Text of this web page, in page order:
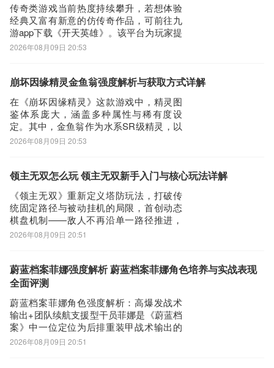
却
传奇类游戏当前热度持续攀升，若想体验
经典又富有新意的仿传奇作品，可前往九
游app下载《开天英雄》。该平台为玩家提
供丰富的新手扶持资源，包括专属开服礼
灵犀互娱旗下产品。现有礼包可拿，活动
英雄》的等
2026年08月09日 20:53
崩坏因缘精灵金鱼翁强度解析与获取方式详解
在《崩坏因缘精灵》这款游戏中，精灵图
鉴体系庞大，涵盖多种属性与稀有度设
定。其中，金鱼翁作为水系SR级精灵，以
金鱼老翁形象登场，头戴传统老翁帽，辨
增益效果（buff）及仇恨值，在战局陷入被
价
2026年08月09日 20:53
领主无双怎么玩 领主无双新手入门与核心玩法详解
《领主无双》重新定义塔防玩法，打破传
统固定路径与被动挂机的局限，首创动态
棋盘机制——敌人不再沿单一路径推进，
而是从四面八方随机出现，考验玩家实时
统解析核心机制与进阶思路。【领主无
双】最新版预约/下载地址》》》》》#领主
2026年08月09日 20:51
蔚蓝档案菲娜强度解析 蔚蓝档案菲娜角色培养与实战表现
全面评测
蔚蓝档案菲娜角色强度解析：高爆发战术
输出+团队续航支援型干员菲娜是《蔚蓝档
案》中一位定位为后排重装甲战术输出的
限定角色。其立绘以经典学园制服为基础
2026年08月09日 20:51